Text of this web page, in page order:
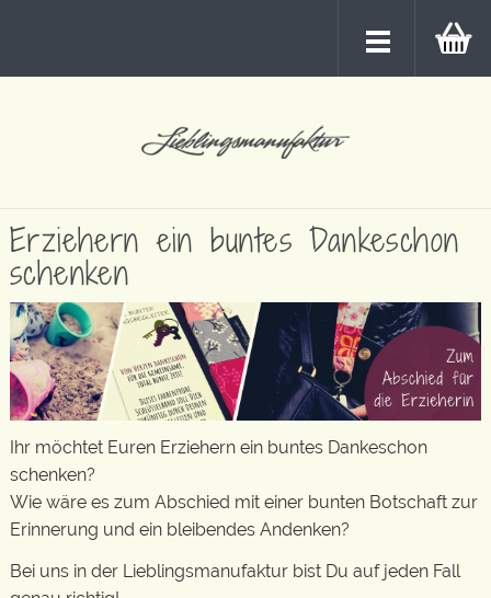
Erziehern ein buntes Dankeschon
schenken
Ihr möchtet Euren Erziehern ein buntes Dankeschon
schenken?
Wie wäre es zum Abschied mit einer bunten Botschaft zur
Erinnerung und ein bleibendes Andenken?
Bei uns in der Lieblingsmanufaktur bist Du auf jeden Fall